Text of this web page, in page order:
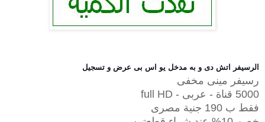
الرسيفر اتش دى و به مدخل يو اس بى عرض و تسجيل
رسيفر مينى مخفى
5000 قناة - عربى - full HD
فقط ب 190 جنية مصرى